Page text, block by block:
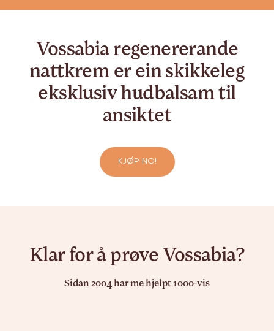
Vossabia regenererande
nattkrem er ein skikkeleg
eksklusiv hudbalsam til
ansiktet
KJØP NO!
Sidan 2004 har me hjelpt 1000-vis
Klar for å prøve Vossabia?